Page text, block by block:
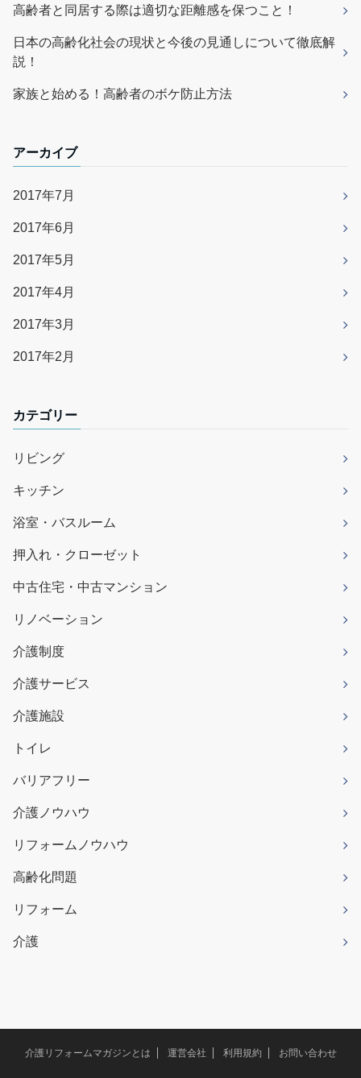
高齢者と同居する際は適切な距離感を保つこと！
日本の高齢化社会の現状と今後の見通しについて徹底解
説！
家族と始める！高齢者のボケ防止方法
アーカイブ
2017年7月
2017年6月
2017年5月
2017年4月
2017年3月
2017年2月
カテゴリー
リビング
キッチン
浴室・バスルーム
押入れ・クローゼット
中古住宅・中古マンション
リノベーション
介護制度
介護サービス
介護施設
トイレ
バリアフリー
介護ノウハウ
リフォームノウハウ
高齢化問題
リフォーム
介護
介護リフォームマガジンとは 運営会社 利用規約 お問い合わせ